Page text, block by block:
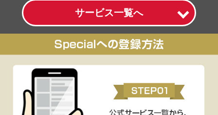
サービス一覧へ